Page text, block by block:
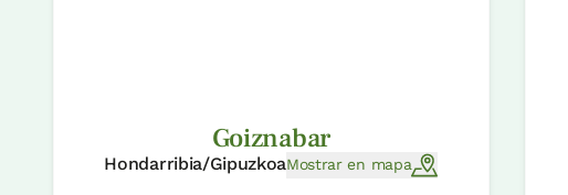
Goiznabar
Hondarribia/GipuzkoaMostrar en mapa